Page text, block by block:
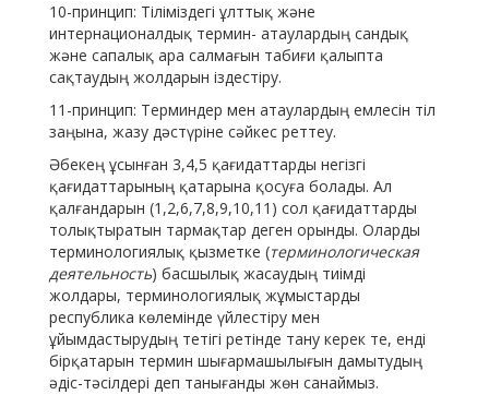
10-принцип: Тіліміздегі ұлттық және
интернационалдық термин- атаулардың сандық
және сапалық ара салмағын табиғи қалыпта
сақтаудың жолдарын іздестіру.
11-принцип: Терминдер мен атаулардың емлесін тіл
заңына, жазу дәстүріне сәйкес реттеу.
Әбекең ұсынған 3,4,5 қағидаттарды негізгі
қағидаттарының қатарына қосуға болады. Ал
қалғандарын (1,2,6,7,8,9,10,11) сол қағидаттарды
толықтыратын тармақтар деген орынды. Оларды
терминологиялық қызметке (терминологическая
деятельность) басшылық жасаудың тиімді
жолдары, терминологиялық жұмыстарды
республика көлемінде үйлестіру мен
ұйымдастырудың тетігі ретінде тану керек те, енді
бірқатарын термин шығармашылығын дамытудың
әдіс-тәсілдері деп танығанды жөн санаймыз.